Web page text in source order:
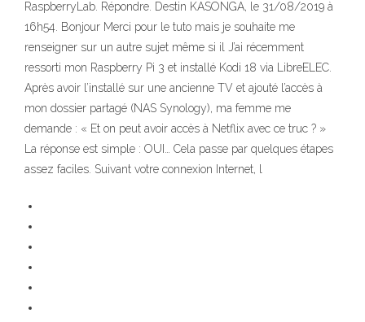
RaspberryLab. Répondre. Destin KASONGA, le 31/08/2019 à
16h54. Bonjour Merci pour le tuto mais je souhaite me
renseigner sur un autre sujet même si il J’ai récemment
ressorti mon Raspberry Pi 3 et installé Kodi 18 via LibreELEC.
Après avoir l’installé sur une ancienne TV et ajouté l’accès à
mon dossier partagé (NAS Synology), ma femme me
demande : « Et on peut avoir accès à Netflix avec ce truc ? »
La réponse est simple : OUI… Cela passe par quelques étapes
assez faciles. Suivant votre connexion Internet, l